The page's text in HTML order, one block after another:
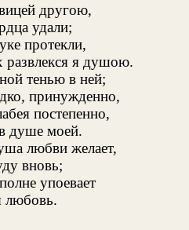
другою,
удали;
протекли,
я душою.
тенью в ней;
принужденно,
постепенно,
душе моей.
любви желает,
вновь;
упоевает
любовь.